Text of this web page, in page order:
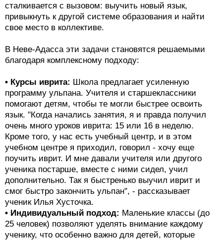
сталкивается с вызовом: выучить новый язык,
привыкнуть к другой системе образования и найти
свое место в коллективе.
В Неве-Адасса эти задачи становятся решаемыми
благодаря комплексному подходу:
• Курсы иврита: Школа предлагает усиленную
программу ульпана. Учителя и старшеклассники
помогают детям, чтобы те могли быстрее освоить
язык. "Когда начались занятия, я и правда получил
очень много уроков иврита: 15 или 16 в неделю.
Кроме того, у нас есть учебный центр, и в этом
учебном центре я приходил, говорил - хочу еще
поучить иврит. И мне давали учителя или другого
ученика постарше, вместе с ними сидел, учил
дополнительно. Так я быстренько выучил иврит и
смог быстро закончить ульпан", - рассказывает
ученик Илья Хусточка.
• Индивидуальный подход: Маленькие классы (до
25 человек) позволяют уделять внимание каждому
ученику, что особенно важно для детей, которые